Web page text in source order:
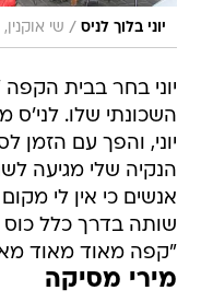
יוני בלוך לניס / שי אוקנין,
יוני בחר בבית
השכונתי שלו. לני'ס
יוני, והפך עם הזמן
הנקיה שלי מגיעה
אנשים כי אין לי
שותה בדרך כלל
"קפה מאוד מאוד
מירי מסיקה